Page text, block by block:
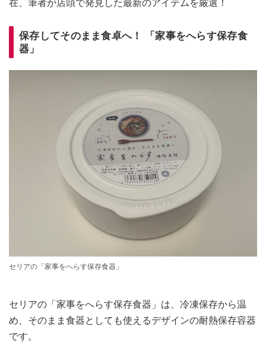
在、筆者が店頭で発見した最新のアイテムを厳選！
保存してそのまま食卓へ！ 「家事をへらす保存食
器」
セリアの「家事をへらす保存食器」
セリアの「家事をへらす保存食器」は、冷凍保存から温
め、そのまま食器としても使えるデザインの耐熱保存容器
です。